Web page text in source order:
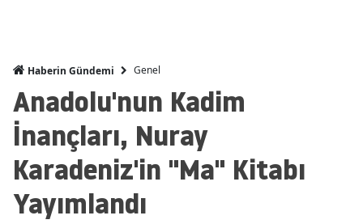
Haberin Gündemi Genel
Anadolu'nun Kadim
İnançları, Nuray
Karadeniz'in "Ma" Kitabı
Yayımlandı